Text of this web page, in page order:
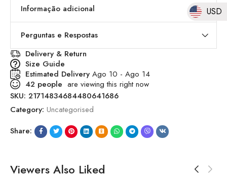
USD
Informação adicional
Perguntas e Respostas
Delivery & Return
Size Guide
Estimated Delivery Ago 10 - Ago 14
42 people are viewing this right now
SKU: 21714834684480641686
Category: Uncategorised
Share:
Viewers Also Liked